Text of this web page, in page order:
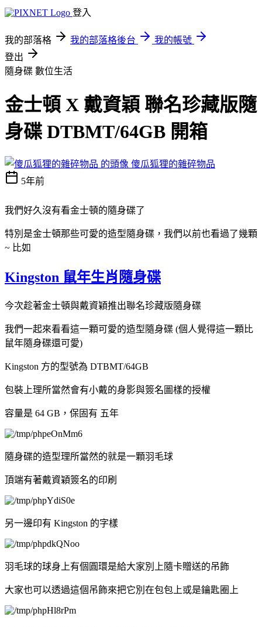
登入
我的部落格 我的部落格後台
我的帳號
登出
隨身碟 數位生活
金士頓 X 戴資穎 聯名珍藏版隨
身碟 DTBMT/64GB 開箱
傻瓜狐狸的雜碎物品
5年前
我們好久沒有看金士頓的隨身碟了
特別是金士頓那些可愛的造型隨身碟，我們以前也看過了幾顆
~ 比如
Kingston 鼠年生肖隨身碟
今次趁著金士頓與戴資穎推出聯名珍藏版隨身碟
我們一起來看看這一顆可愛的造型隨身碟 (個人覺得這一顆比
鼠年隨身碟還可愛)
Kingston 方的型號為 DTBMT/64GB
包裝上理所當然會有小戴的身影與簽名圖樣的授權
容量是 64 GB，保固有 五年
隨身碟的造型理所當然的就是一顆羽毛球
頂端有著戴資穎簽名的印刷
另一邊印有 Kingston 的字樣
羽毛球的球身上有個圓環是給大家別上隨卡贈送的吊飾
大家也可以透過這個吊飾來把它別在包包上或是鑰匙圈上